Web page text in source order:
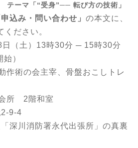
テーマ「“受身”── 転び方の技術」
申込み・問い合わせ」 の本文に、
ください。
（土）13時30分 ─ 15時30分
）
作術の会主宰、骨盤おこしトレ
所 2階和室
2-9-4
深川消防署永代出張所」の真裏